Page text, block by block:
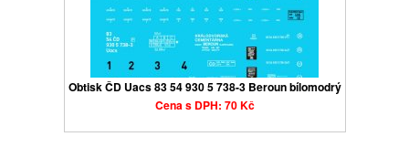
Obtisk ČD Uacs 83 54 930 5 738-3 Beroun bílomodrý
Cena s DPH: 70 Kč